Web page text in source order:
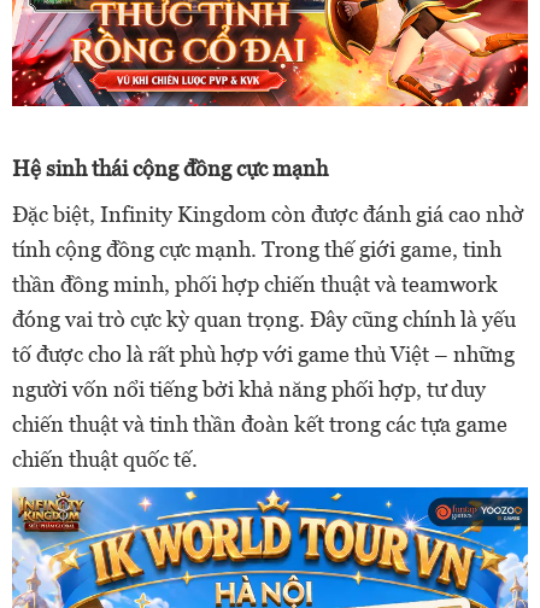
Hệ sinh thái cộng đồng cực mạnh
Đặc biệt, Infinity Kingdom còn được đánh giá cao nhờ
tính cộng đồng cực mạnh. Trong thế giới game, tinh
thần đồng minh, phối hợp chiến thuật và teamwork
đóng vai trò cực kỳ quan trọng. Đây cũng chính là yếu
tố được cho là rất phù hợp với game thủ Việt – những
người vốn nổi tiếng bởi khả năng phối hợp, tư duy
chiến thuật và tinh thần đoàn kết trong các tựa game
chiến thuật quốc tế.